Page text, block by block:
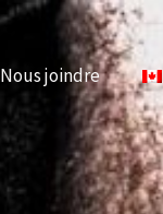
Nous joindre